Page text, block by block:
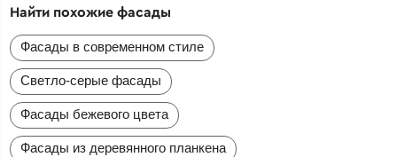
Найти похожие фасады
Фасады в современном стиле
Светло-серые фасады
Фасады бежевого цвета
Фасады из деревянного планкена